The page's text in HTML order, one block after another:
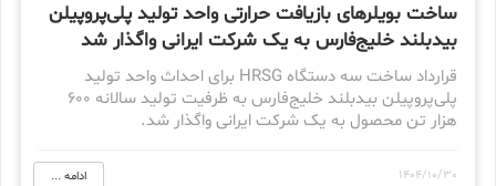
ساخت بویلرهای بازیافت حرارتی واحد تولید پلی‌پروپیلن
بیدبلند خلیج‌فارس به یک شرکت ایرانی واگذار شد
قرارداد ساخت سه دستگاه HRSG برای احداث واحد تولید
پلی‌پروپیلن بیدبلند خلیج‌فارس به ظرفیت تولید سالانه ۶۰۰
هزار تن محصول به یک شرکت ایرانی واگذار شد.
1404/10/30 ادامه ...